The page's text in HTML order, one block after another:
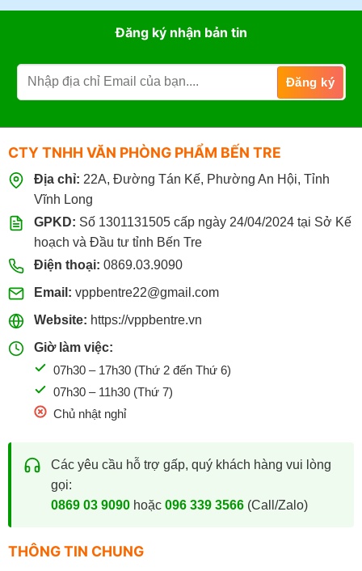
Đăng ký nhận bản tin
CTY TNHH VĂN PHÒNG PHẨM BẾN TRE
Địa chỉ: 22A, Đường Tán Kế, Phường An Hội, Tỉnh
Vĩnh Long
GPKD: Số 1301131505 cấp ngày 24/04/2024 tại Sở Kế
hoạch và Đầu tư tỉnh Bến Tre
Điện thoại: 0869.03.9090
Email: vppbentre22@gmail.com
Website: https://vppbentre.vn
Giờ làm việc:
07h30 – 17h30 (Thứ 2 đến Thứ 6)
07h30 – 11h30 (Thứ 7)
Chủ nhật nghỉ
Các yêu cầu hỗ trợ gấp, quý khách hàng vui lòng
gọi:
0869 03 9090hoặc 096 339 3566(Call/Zalo)
THÔNG TIN CHUNG